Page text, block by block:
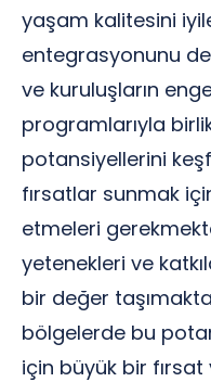
yaşam kalitesini
entegrasyonunu
ve kuruluşların
programlarıyla
potansiyellerini
fırsatlar sunmak
etmeleri
yetenekleri ve
bir değer
bölgelerde bu
için büyük bir fırsat